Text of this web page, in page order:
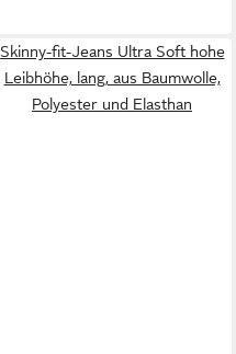
Skinny-fit-Jeans Ultra Soft hohe
Leibhöhe, lang, aus Baumwolle,
Polyester und Elasthan